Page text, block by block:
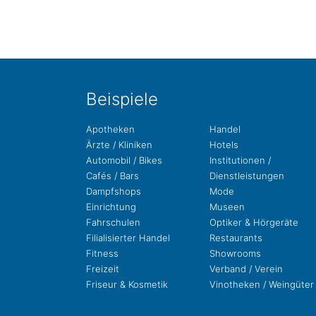
Bei­spie­le
Apo­the­ken
Ärzte / Kliniken
Auto­mo­bil / Bikes
Cafés / Bars
Dampf­shops
Ein­rich­tung
Fahr­schu­len
Filia­li­sier­ter Handel
Fit­ness
Freizeit
Fri­seur & Kosmetik
Handel
Hotels
Insti­tu­tio­nen /
Dienstleistungen
Mode
Museen
Opti­ker & Hörgeräte
Restau­rants
Show­rooms
Ver­band / Verein
Vino­the­ken / Weingüter